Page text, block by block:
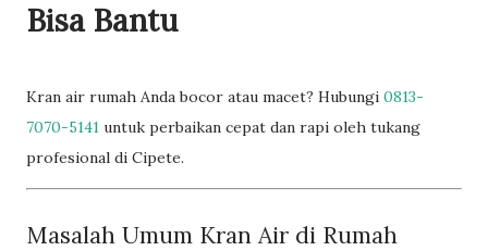
Bisa Bantu
Kran air rumah Anda bocor atau macet? Hubungi 0813-
7070-5141 untuk perbaikan cepat dan rapi oleh tukang
profesional di Cipete.
Masalah Umum Kran Air di Rumah